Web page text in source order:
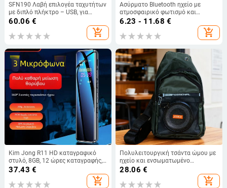
SFN190 Λαβή επιλογέα ταχυτήτων
με διπλό πλήκτρο – USB, για
Logitech G29/G27, Υψηλή/Χαμηλή
60.06 €
add_shopping_cart
Ασύρματο Bluetooth ηχείο με
ατμοσφαιρικό φωτισμό και
λαμπτήρα αφής, υπογούφερ
6.23 - 11.68 €
add_shopping_cart
Kim Jong R11 HD καταγραφικό
στυλό, 8GB, 12 ώρες καταγραφής,
MP3/MP4 αναπαραγωγέας με
37.43 €
add_shopping_cart
Πολυλειτουργική τσάντα ώμου με
ηχείο και ενσωματωμένο
υπογούφερ, Bluetooth 5.3, 10W,
52mm driver, 50 Hz–20 kHz, SNR
≥85 dB
28.06 €
add_shopping_cart